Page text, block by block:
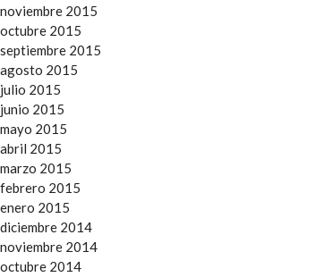
noviembre 2015
octubre 2015
septiembre 2015
agosto 2015
julio 2015
junio 2015
mayo 2015
abril 2015
marzo 2015
febrero 2015
enero 2015
diciembre 2014
noviembre 2014
octubre 2014